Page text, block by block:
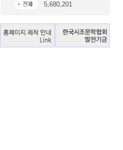
5,680,201